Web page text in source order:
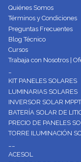
Quiénes Somos
Términos y Condiciones
Preguntas Frecuentes
Blog Técnico
Cursos
Trabaja con Nosotros |
KIT PANELES SOLARES
LUMINARIAS SOLARES
INVERSOR SOLAR MPPT
BATERÍA SOLAR DE
PRECIO DE PANELES
TORRE ILUMINACIÓN
ACESOL